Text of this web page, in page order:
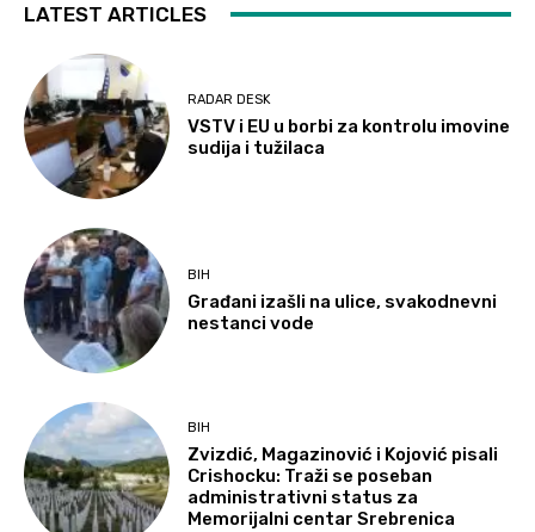
LATEST ARTICLES
RADAR DESK
VSTV i EU u borbi za kontrolu imovine
sudija i tužilaca
BIH
Građani izašli na ulice, svakodnevni
nestanci vode
BIH
Zvizdić, Magazinović i Kojović pisali
Crishocku: Traži se poseban
administrativni status za
Memorijalni centar Srebrenica